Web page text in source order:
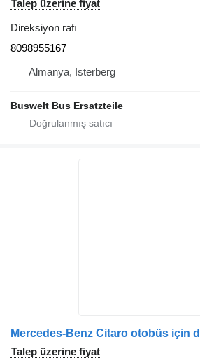
Talep üzerine fiyat
Direksiyon rafı
8098955167
Almanya, Isterberg
Buswelt Bus Ersatzteile
Mercedes-Benz Citaro otobüs için
Talep üzerine fiyat